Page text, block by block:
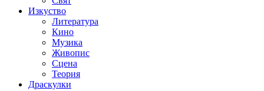
Изкуство
Литература
Кино
Музика
Живопис
Сцена
Теория
Драскулки